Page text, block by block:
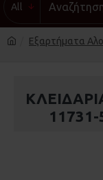
All
Εξαρτήματα
11731-